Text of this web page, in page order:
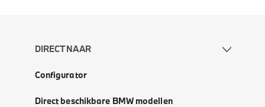
DIRECT NAAR
Configurator
Direct beschikbare BMW modellen